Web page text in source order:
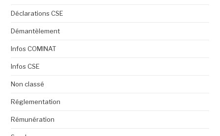
Déclarations CSE
Démantèlement
Infos COMINAT
Infos CSE
Non classé
Réglementation
Rémunération